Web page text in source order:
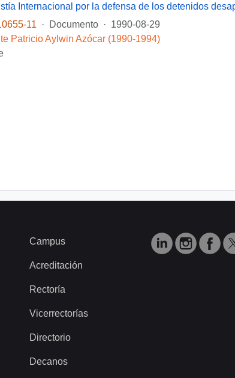
11
· Documento · 1990-08-29
Patricio Aylwin Azócar (1990-1994)
Campus
Acreditación
Rectoría
Vicerrectorías
Directorio
Decanos